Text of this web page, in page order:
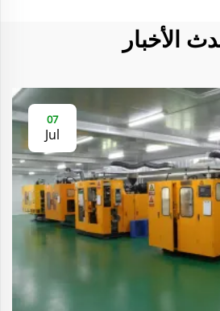
الأخبار
07
Jul